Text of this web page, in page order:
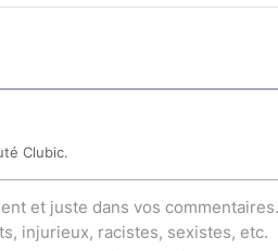
Clubic.